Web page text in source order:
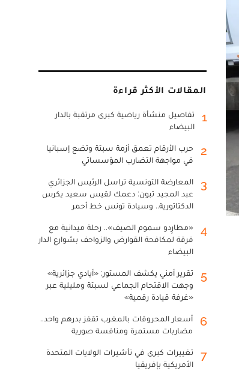
المقالات الأكثر قراءة
1
تفاصيل منشأة رياضية كبرى مرتقبة بالدار
البيضاء
2
حرب الأرقام تعمق أزمة سبتة وتضع إسبانيا
في مواجهة التضارب المؤسساتي
3
المعارضة التونسية تراسل الرئيس الجزائري
عبد المجيد تبون: دعمك لقيس سعيد يكرس
الدكتاتورية.. وسيادة تونس خط أحمر
4
«مطارِدو سموم الصيف».. رحلة ميدانية مع
فرقة لمكافحة القوارض والزواحف بشوارع الدار
البيضاء
5
تقرير أمني يكشف المستور: «أيادي جزائرية»
وجهت الاقتحام الجماعي لسبتة ومليلية عبر
«غرفة قيادة رقمية»
6
أسعار المحروقات بالمغرب تقفز بدرهم واحد..
مضاربات مستمرة ومنافسة صورية
7
تغييرات كبرى في تأشيرات الولايات المتحدة
الأمريكية بإفريقيا